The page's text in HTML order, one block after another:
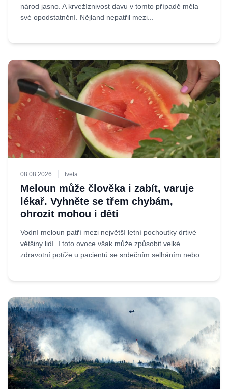
národ jasno. A krvežíznivost davu v tomto případě měla
své opodstatnění. Nějland nepatřil mezi...
08.08.2026 Iveta
Meloun může člověka i zabít, varuje
lékař. Vyhněte se třem chybám,
ohrozit mohou i děti
Vodní meloun patří mezi největší letní pochoutky drtivé
většiny lidí. I toto ovoce však může způsobit velké
zdravotní potíže u pacientů se srdečním selháním nebo...